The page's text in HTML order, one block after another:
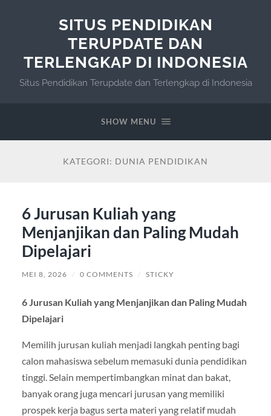
SITUS PENDIDIKAN
TERUPDATE DAN
TERLENGKAP DI INDONESIA
Situs Pendidikan Terupdate dan Terlengkap di Indonesia
SHOW MENU
KATEGORI: DUNIA PENDIDIKAN
6 Jurusan Kuliah yang
Menjanjikan dan Paling Mudah
Dipelajari
MEI 8, 2026 / 0 COMMENTS / STICKY
6 Jurusan Kuliah yang Menjanjikan dan Paling Mudah
Dipelajari
Memilih jurusan kuliah menjadi langkah penting bagi
calon mahasiswa sebelum memasuki dunia pendidikan
tinggi. Selain mempertimbangkan minat dan bakat,
banyak orang juga mencari jurusan yang memiliki
prospek kerja bagus serta materi yang relatif mudah